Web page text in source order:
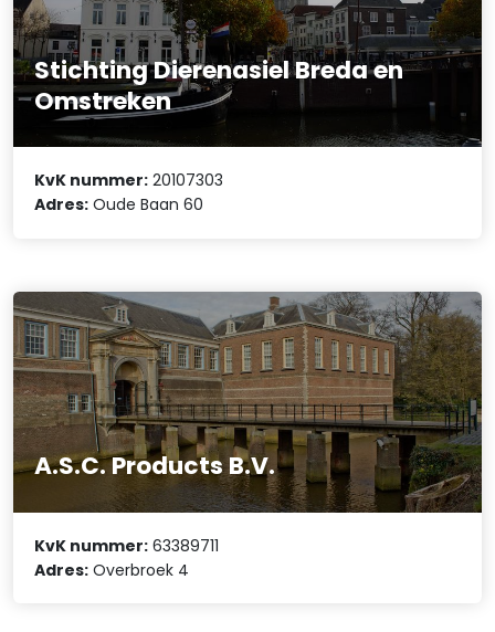
Stichting Dierenasiel Breda en
Omstreken
KvK nummer: 20107303
Adres: Oude Baan 60
A.S.C. Products B.V.
KvK nummer: 63389711
Adres: Overbroek 4